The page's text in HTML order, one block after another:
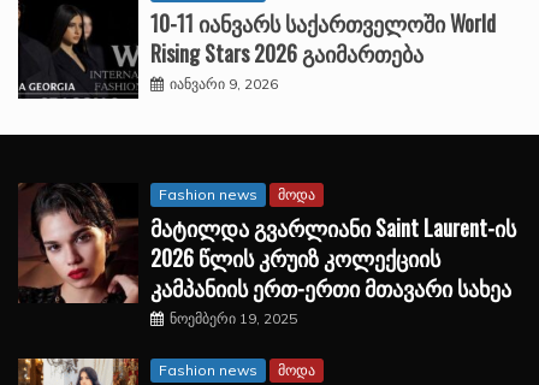
10-11 იანვარს საქართველოში World
Rising Stars 2026 გაიმართება
იანვარი 9, 2026
Fashion news მოდა
მატილდა გვარლიანი Saint Laurent-ის
2026 წლის კრუიზ კოლექციის
კამპანიის ერთ-ერთი მთავარი სახეა
ნოემბერი 19, 2025
Fashion news მოდა